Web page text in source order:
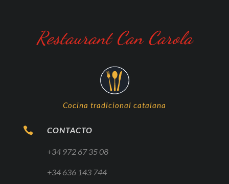
Restaurant Can Carola
Cocina tradicional catalana
 CONTACTO
+34 972 67 35 08
+34 636 143 744